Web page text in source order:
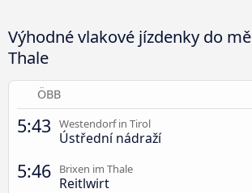
Výhodné vlakové jízdenky do
Thale
ÖBB
5:43 Westendorf in Tirol
Ústřední nádraží
5:46 Brixen im Thale
Reitlwirt